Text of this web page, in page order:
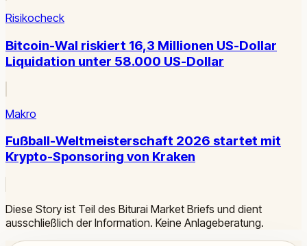
Risikocheck
Bitcoin-Wal riskiert 16,3 Millionen US-Dollar
Liquidation unter 58.000 US-Dollar
Makro
Fußball-Weltmeisterschaft 2026 startet mit
Krypto-Sponsoring von Kraken
Diese Story ist Teil des Biturai Market Briefs und dient
ausschließlich der Information. Keine Anlageberatung.